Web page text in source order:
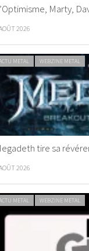
Marty,
2026
METAL WEBZINE METAL
tire sa
2026
METAL WEBZINE METAL